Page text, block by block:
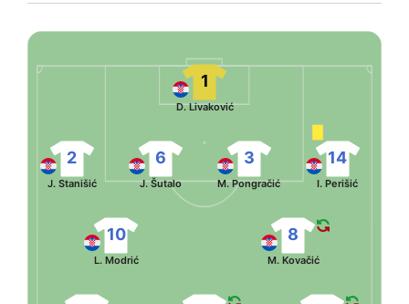
1
D. Livaković
14
I. Perišić
3
M. Pongračić
6
J. Šutalo
2
J. Stanišić
8
M. Kovačić
10
L. Modrić